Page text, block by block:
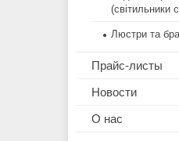
(світильники
Люстри та
Прайс-листы
Новости
О нас